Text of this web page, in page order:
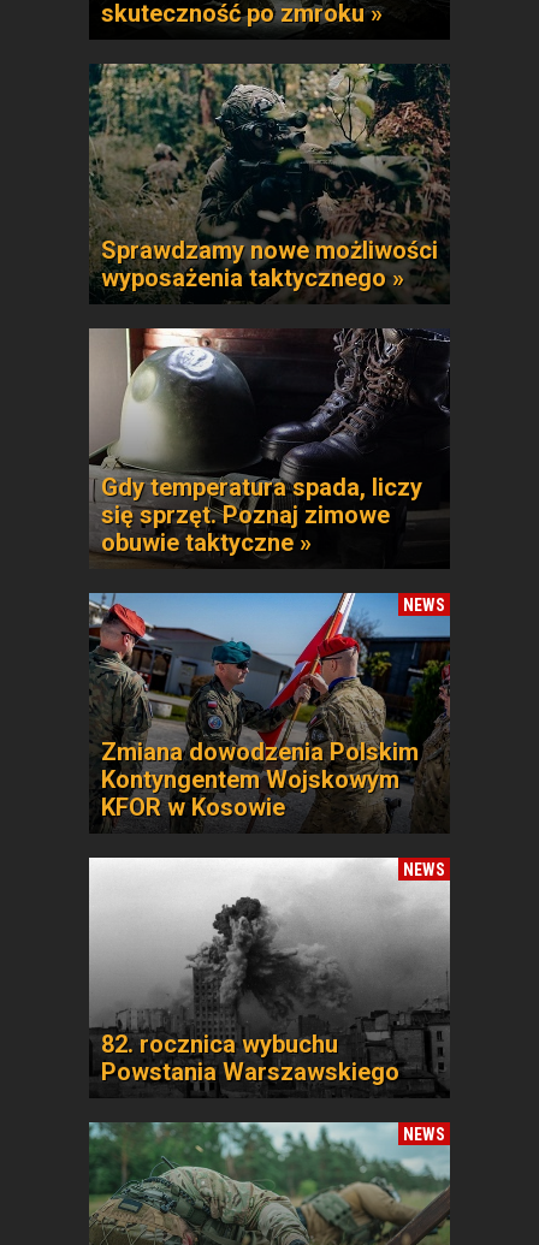
skuteczność po zmroku »
Sprawdzamy nowe możliwości
wyposażenia taktycznego »
Gdy temperatura spada, liczy
się sprzęt. Poznaj zimowe
obuwie taktyczne »
NEWS
Zmiana dowodzenia Polskim
Kontyngentem Wojskowym
KFOR w Kosowie
NEWS
82. rocznica wybuchu
Powstania Warszawskiego
NEWS